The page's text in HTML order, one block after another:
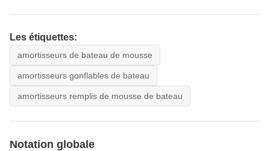
Les étiquettes:
amortisseurs de bateau de mousse
amortisseurs gonflables de bateau
amortisseurs remplis de mousse de bateau
Notation globale